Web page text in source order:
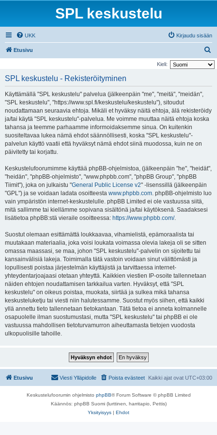
SPL keskustelu
UKK Kirjaudu sisään
Etusivu
t
Kieli:
SPL keskustelu - Rekisteröityminen
Käyttämällä "SPL keskustelu" palvelua (jälkeenpäin "me", "meitä", "meidän",
"SPL keskustelu", "https://www.spl.fi/keskustelu/keskustelu"), sitoudut
noudattamaan seuraavia ehtoja. Mikäli et hyväksy näitä ehtoja, älä rekisteröidy
ja/tai käytä "SPL keskustelu"-palvelua. Me voimme muuttaa näitä ehtoja koska
tahansa ja teemme parhaamme informoidaksemme sinua. On kuitenkin
suositeltavaa lukea nämä ehdot säännöllisesti, koska "SPL keskustelu"-
palvelun käyttö vaatii että hyväksyt nämä ehdot siinä muodossa, kuin ne on
päivitetty tai korjattu.
Keskustelufoorumimme käyttää phpBB-ohjelmistoa, (jälkeenpäin "he", "heidät",
"heidän", "phpBB-ohjelmisto", "www.phpbb.com", "phpBB Group", "phpBB
Tiimit"), joka on julkaistu "General Public License v2" -lisenssillä (jälkeenpäin
"GPL") ja se voidaan ladata osoitteesta www.phpbb.com. phpBB-ohjelmisto luo
vain ympäristön internet-keskustelulle. phpBB Limited ei ole vastuussa siitä,
mitä sallimme tai kiellämme sopivana sisältönä ja/tai käytöksenä. Saadaksesi
lisätietoa phpBB:stä vieraile osoitteessa: https://www.phpbb.com/.
Suostut olemaan esittämättä loukkaavaa, vihamielistä, epämoraalista tai
muutakaan materiaalia, joka voisi loukata voimassa olevia lakeja oli se sitten
omassa maassasi, se maa, johon "SPL keskustelu"-palvelin on sijoitettu tai
kansainvälisiä lakeja. Toimimalla tätä vastoin voidaan sinut välittömästi ja
lopullisesti poistaa järjestelmän käyttäjistä ja tarvittaessa internet-
yhteydentarjoajaasi otetaan yhteyttä. Kaikkien viestien IP-osoite tallennetaan
näiden ehtojen noudattamisen tarkkailua varten. Hyväksyt, että "SPL
keskustelu" on oikeus poistaa, muokata, siirtää ja sulkea mikä tahansa
keskusteluketju tai viesti niin halutessamme. Suostut myös siihen, että kaikki
yllä annettu tieto tallennetaan tietokantaan. Tätä tietoa ei anneta kolmannelle
osapuolelle ilman suostumustasi, mutta "SPL keskustelu" tai phpBB ei ole
vastuussa mahdollisen tietoturvamurron aiheuttamasta tietojen vuodosta
ulkopuolisille tahoille.
Etusivu Kaikki ajat ovat UTC+03:00
Poista evästeet
Viesti Ylläpidolle
Keskustelufoorumin ohjelmisto phpBB® Forum Software © phpBB Limited
Käännös: phpBB Suomi (lurttinen, harritapio, Pettis)
Yksityisyys | Ehdot